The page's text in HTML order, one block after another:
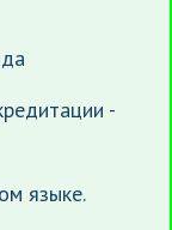
-
языке.